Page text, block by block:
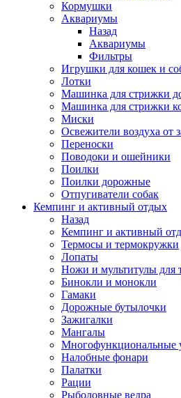
Кормушки
Аквариумы
Назад
Аквариумы
Фильтры
Игрушки для кошек и
Лотки
Машинка для стрижки
Машинка для стрижки
Миски
Освежители воздуха от
Переноски
Поводоки и ошейники
Поилки
Поилки дорожные
Отпугиватели собак
Кемпинг и активный отдых
Назад
Кемпинг и активный
Термосы и термокружки
Лопаты
Ножи и мультитулы для
Бинокли и монокли
Гамаки
Дорожные бутылочки
Зажигалки
Мангалы
Многофункциональные
Налобные фонари
Палатки
Рации
Рыболовные ведра